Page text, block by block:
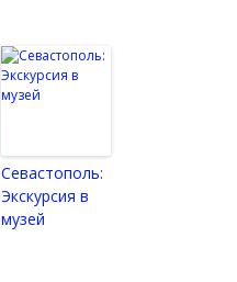
Севастополь:
Экскурсия в
музей